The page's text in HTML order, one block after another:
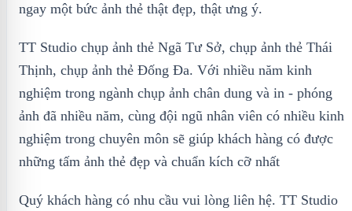
ngay một bức ảnh thẻ thật đẹp, thật ưng ý.
TT Studio chụp ảnh thẻ Ngã Tư Sở, chụp ảnh thẻ Thái
Thịnh, chụp ảnh thẻ Đống Đa. Với nhiều năm kinh
nghiệm trong ngành chụp ảnh chân dung và in - phóng
ảnh đã nhiều năm, cùng đội ngũ nhân viên có nhiều kinh
nghiệm trong chuyên môn sẽ giúp khách hàng có được
những tấm ảnh thẻ đẹp và chuẩn kích cỡ nhất
Quý khách hàng có nhu cầu vui lòng liên hệ. TT Studio